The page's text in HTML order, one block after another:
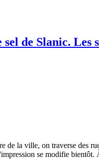
de Slanic.
de la ville, on traverse des
se modifie